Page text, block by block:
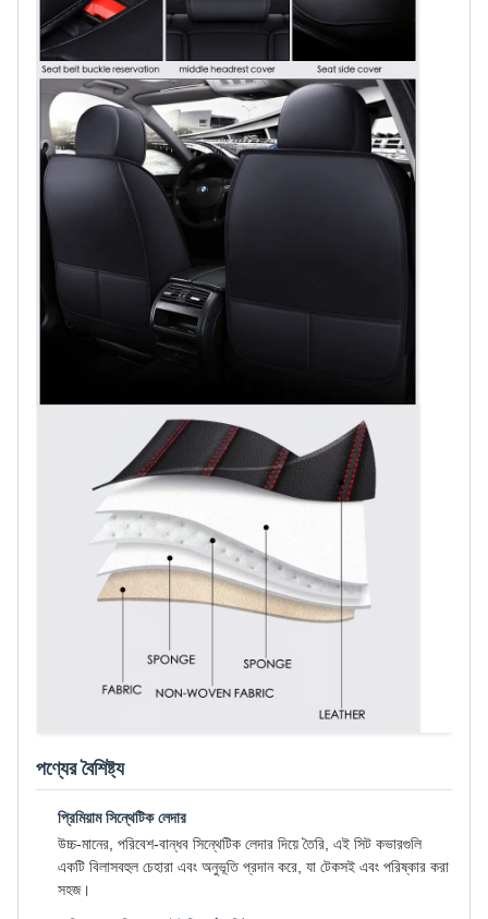
পণ্যের বৈশিষ্ট্য
প্রিমিয়াম সিন্থেটিক লেদার
উচ্চ-মানের, পরিবেশ-বান্ধব সিন্থেটিক লেদার দিয়ে তৈরি, এই সিট কভারগুলি
একটি বিলাসবহুল চেহারা এবং অনুভূতি প্রদান করে, যা টেকসই এবং পরিষ্কার করা
সহজ।